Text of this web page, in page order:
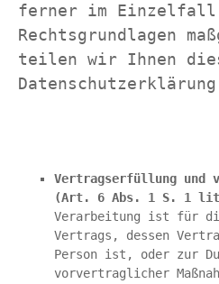
ferner im
Rechtsgrundlagen
teilen wir Ihnen
Vertragserfüllung und
(Art. 6 Abs. 1 S. 1 lit.
Verarbeitung ist für
Vertrags, dessen
Person ist, oder zur
vorvertraglicher